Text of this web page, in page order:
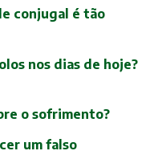
conjugal é tão
nos dias de hoje?
o sofrimento?
um falso